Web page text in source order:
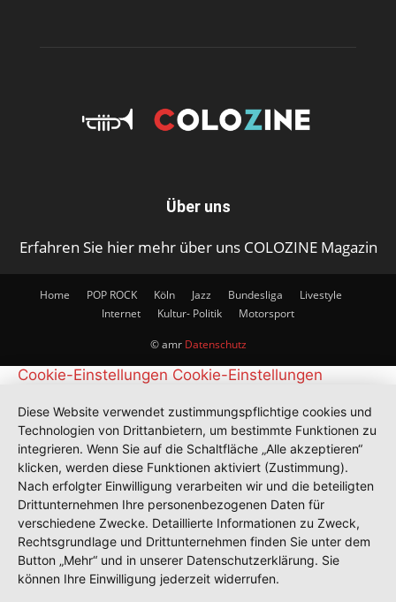
Über uns
Erfahren Sie hier mehr über uns COLOZINE Magazin
Home POP ROCK Köln Jazz Bundesliga
Livestyle
Internet
Kultur- Politik Motorsport
© amr Datenschutz
Cookie-Einstellungen Cookie-Einstellungen
Diese Website verwendet zustimmungspflichtige cookies und
Technologien von Drittanbietern, um bestimmte Funktionen zu
integrieren. Wenn Sie auf die Schaltfläche „Alle akzeptieren“
klicken, werden diese Funktionen aktiviert (Zustimmung).
Nach erfolgter Einwilligung verarbeiten wir und die beteiligten
Drittunternehmen Ihre personenbezogenen Daten für
verschiedene Zwecke. Detaillierte Informationen zu Zweck,
Rechtsgrundlage und Drittunternehmen finden Sie unter dem
Button „Mehr“ und in unserer Datenschutzerklärung. Sie
können Ihre Einwilligung jederzeit widerrufen.